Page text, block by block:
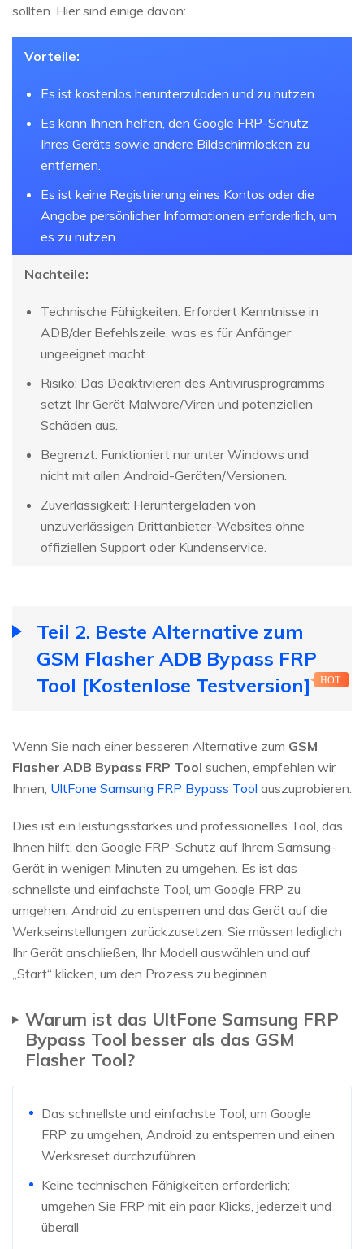
sollten. Hier sind einige davon:
Vorteile:
Es ist kostenlos herunterzuladen und zu nutzen.
Es kann Ihnen helfen, den Google FRP-Schutz
Ihres Geräts sowie andere Bildschirmlocken zu
entfernen.
Es ist keine Registrierung eines Kontos oder die
Angabe persönlicher Informationen erforderlich, um
es zu nutzen.
Nachteile:
Technische Fähigkeiten: Erfordert Kenntnisse in
ADB/der Befehlszeile, was es für Anfänger
ungeeignet macht.
Risiko: Das Deaktivieren des Antivirusprogramms
setzt Ihr Gerät Malware/Viren und potenziellen
Schäden aus.
Begrenzt: Funktioniert nur unter Windows und
nicht mit allen Android-Geräten/Versionen.
Zuverlässigkeit: Heruntergeladen von
unzuverlässigen Drittanbieter-Websites ohne
offiziellen Support oder Kundenservice.
Teil 2. Beste Alternative zum
GSM Flasher ADB Bypass FRP
Tool [Kostenlose Testversion]
HOT
Wenn Sie nach einer besseren Alternative zum GSM
Flasher ADB Bypass FRP Tool suchen, empfehlen wir
Ihnen, UltFone Samsung FRP Bypass Tool auszuprobieren.
Dies ist ein leistungsstarkes und professionelles Tool, das
Ihnen hilft, den Google FRP-Schutz auf Ihrem Samsung-
Gerät in wenigen Minuten zu umgehen. Es ist das
schnellste und einfachste Tool, um Google FRP zu
umgehen, Android zu entsperren und das Gerät auf die
Werkseinstellungen zurückzusetzen. Sie müssen lediglich
Ihr Gerät anschließen, Ihr Modell auswählen und auf
„Start“ klicken, um den Prozess zu beginnen.
Warum ist das UltFone Samsung FRP
Bypass Tool besser als das GSM
Flasher Tool?
Das schnellste und einfachste Tool, um Google
FRP zu umgehen, Android zu entsperren und einen
Werksreset durchzuführen
Keine technischen Fähigkeiten erforderlich;
umgehen Sie FRP mit ein paar Klicks, jederzeit und
überall